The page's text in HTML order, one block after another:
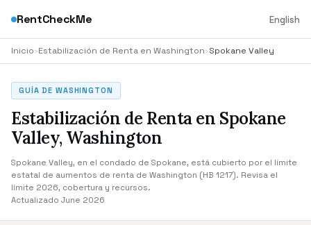
RentCheckMe English
Inicio›Estabilización de Renta en Washington›Spokane Valley
GUÍA DE WASHINGTON
Estabilización de Renta en Spokane
Valley, Washington
Spokane Valley, en el condado de Spokane, está cubierto por el límite
estatal de aumentos de renta de Washington (HB 1217). Revisa el
límite 2026, cobertura y recursos.
Actualizado June 2026